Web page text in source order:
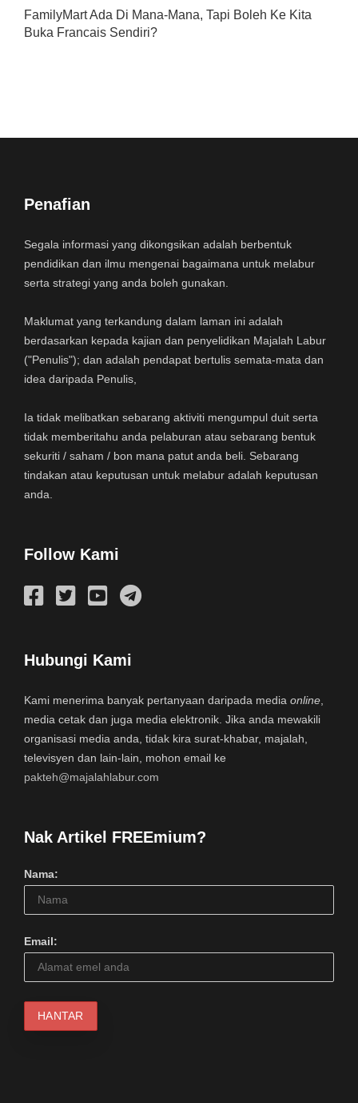
FamilyMart Ada Di Mana-Mana, Tapi Boleh Ke Kita
Buka Francais Sendiri?
Penafian
Segala informasi yang dikongsikan adalah berbentuk
pendidikan dan ilmu mengenai bagaimana untuk melabur
serta strategi yang anda boleh gunakan.
Maklumat yang terkandung dalam laman ini adalah
berdasarkan kepada kajian dan penyelidikan Majalah Labur
("Penulis"); dan adalah pendapat bertulis semata-mata dan
idea daripada Penulis,
Ia tidak melibatkan sebarang aktiviti mengumpul duit serta
tidak memberitahu anda pelaburan atau sebarang bentuk
sekuriti / saham / bon mana patut anda beli. Sebarang
tindakan atau keputusan untuk melabur adalah keputusan
anda.
Follow Kami
Hubungi Kami
Kami menerima banyak pertanyaan daripada media online
media cetak dan juga media elektronik. Jika anda mewakili
organisasi media anda, tidak kira surat-khabar, majalah,
televisyen dan lain-lain, mohon email ke
pakteh@majalahlabur.com
Nak Artikel FREEmium?
Nama:
Email: